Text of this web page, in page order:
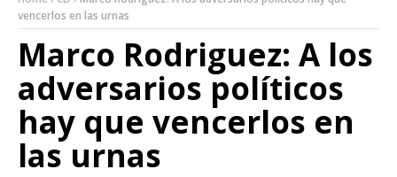
vencerlos en las urnas
Marco Rodriguez: A los
adversarios políticos
hay que vencerlos en
las urnas